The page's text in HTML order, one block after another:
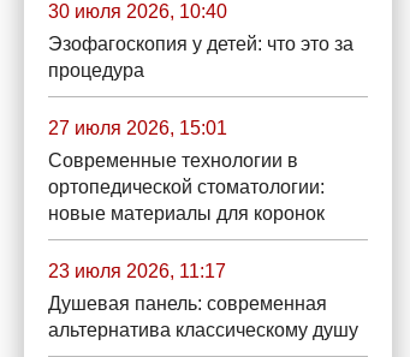
30 июля 2026, 10:40
Эзофагоскопия у детей: что это за
процедура
27 июля 2026, 15:01
Современные технологии в
ортопедической стоматологии:
новые материалы для коронок
23 июля 2026, 11:17
Душевая панель: современная
альтернатива классическому душу